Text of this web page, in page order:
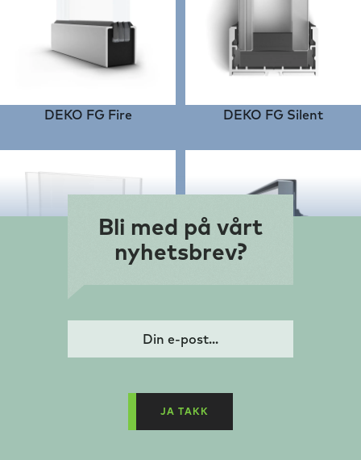
DEKO FG Fire DEKO FG Silent
Bli med på vårt
nyhetsbrev?
JA TAKK